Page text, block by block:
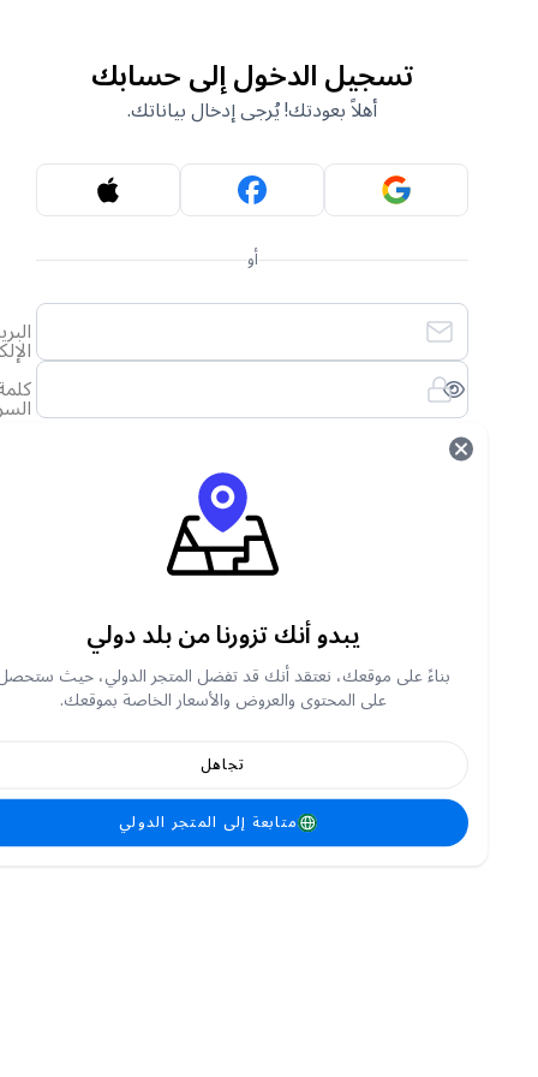
تسجيل الدخول إلى حسابك
أهلاً بعودتك! يُرجى إدخال بياناتك.
أو
الإلكتروني
السر
لقد نسيت كلمة المرور الخاصة بي
تسجيل الدخول
أنشئ حساب جديد
يبدو أنك تزورنا من بلد دولي
بناءً على موقعك، نعتقد أنك قد تفضل المتجر الدولي، حيث ستحصل
على المحتوى والعروض والأسعار الخاصة بموقعك.
متابعة إلى المتجر الدولي